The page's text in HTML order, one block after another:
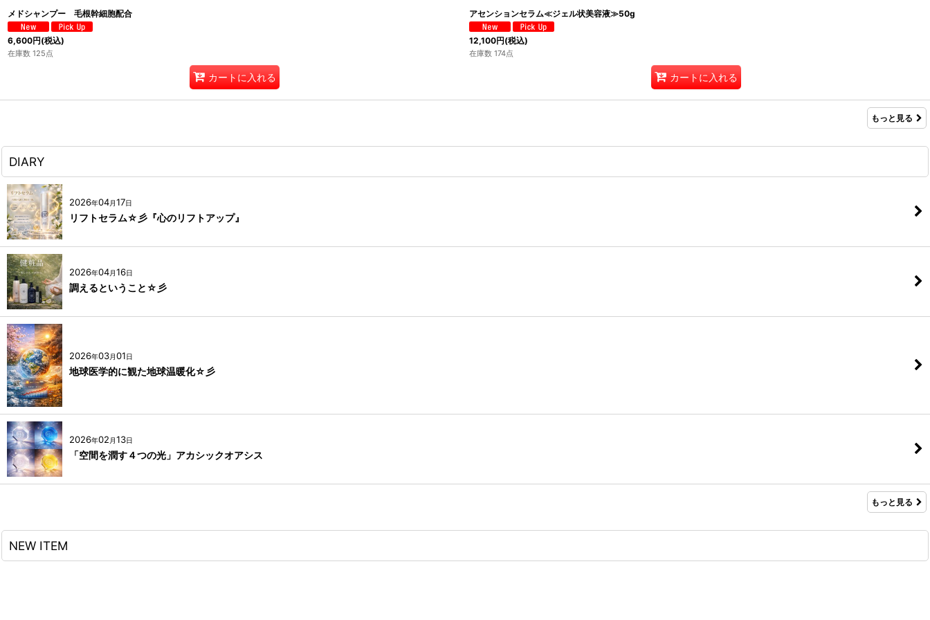
メドシャンプー 毛根幹細胞配合
6,600円(税込)
在庫数 125点
カートに入れる
アセンションセラム≪ジェル状美容液≫50g
12,100円(税込)
在庫数 174点
カートに入れる
もっと見る
DIARY
2026年04月17日
リフトセラム☆彡『心のリフトアップ』
2026年04月16日
調えるということ☆彡
2026年03月01日
地球医学的に観た地球温暖化☆彡
2026年02 月13日
「空間を潤す４つの光」アカシックオアシス
もっと見る
NEW ITEM